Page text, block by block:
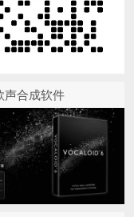
声合成软件